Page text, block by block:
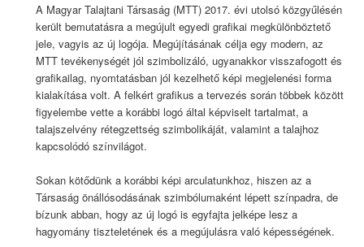
A Magyar Talajtani Társaság (MTT) 2017. évi utolsó közgyűlésén
került bemutatásra a megújult egyedi grafikai megkülönböztető
jele, vagyis az új logója. Megújításának célja egy modern, az
MTT tevékenységét jól szimbolizáló, ugyanakkor visszafogott és
grafikailag, nyomtatásban jól kezelhető képi megjelenési forma
kialakítása volt. A felkért grafikus a tervezés során többek között
figyelembe vette a korábbi logó által képviselt tartalmat, a
talajszelvény rétegzettség szimbolikáját, valamint a talajhoz
kapcsolódó színvilágot.
Sokan kötődünk a korábbi képi arculatunkhoz, hiszen az a
Társaság önállósodásának szimbólumaként lépett színpadra, de
bízunk abban, hogy az új logó is egyfajta jelképe lesz a
hagyomány tiszteletének és a megújulásra való képességének.